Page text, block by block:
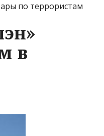
по террористам
в